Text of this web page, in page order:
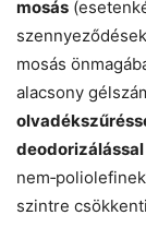
mosás
mosás
alacsony
deodorizálással
szintre